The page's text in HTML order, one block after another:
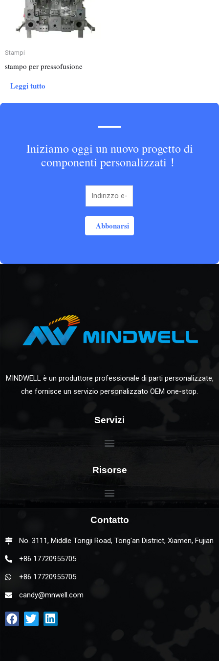
Stampi
stampo per pressofusione
Leggi tutto
Iniziamo oggi un nuovo progetto di
componenti personalizzati！
Abbonarsi
MINDWELL è un produttore professionale di parti personalizzate,
che fornisce un servizio personalizzato OEM one-stop.
Servizi
Risorse
Contatto
No. 3111, Middle Tongji Road, Tong'an District, Xiamen, Fujian
+86 17720955705
+86 17720955705
candy@mnwell.com